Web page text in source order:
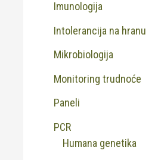
Imunologija
Intolerancija na hranu
Mikrobiologija
Monitoring trudnoće
Paneli
PCR
Humana genetika